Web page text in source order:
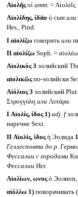
Αἰολῆςοἱ атт. = Αἰολεῖς.
Αἰολίδης, ίδᾱο ὁ сын или
Hes., Pind.
I αἰολίζω говорить или
II αἰολίζω Soph. =
Αἰολικός 3 эолийский
αἰολικῶςпо-эолийски
Αἰόλιος 3 эолийский
Στρογγύλη или Λιπάρα.
I Αἰολίς, ίδος 1) adj. f
наречие Sext.
II Αἰολίς, ίδοςἡ Эолида
Геллеспонта до р.
Фессалии с городами
Фессалии Her.
Αἰολίων, ωνοςὁ Эолион,
αἰόλλω 1)поворачивать (